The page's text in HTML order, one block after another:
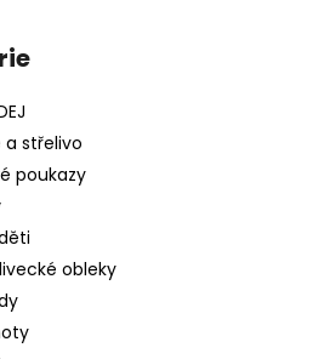
a střelivo
poukazy
obleky